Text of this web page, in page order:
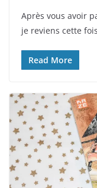
Après vous avoir
je reviens cette
Read More